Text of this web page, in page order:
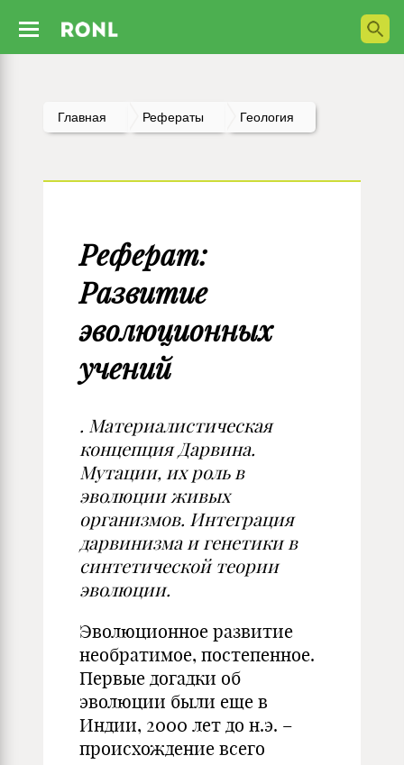
Главная Рефераты Геология
Реферат:
Развитие
эволюционных
учений
. Материалистическая
концепция Дарвина.
Мутации, их роль в
эволюции живых
организмов. Интеграция
дарвинизма и генетики в
синтетической теории
эволюции.
Эволюционное развитие
необратимое, постепенное.
Первые догадки об
эволюции были еще в
Индии, 2000 лет до н.э. –
происхождение всего